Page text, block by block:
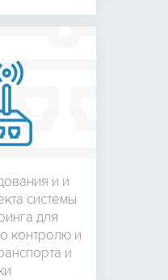
и и
системы
для
контролю и
и